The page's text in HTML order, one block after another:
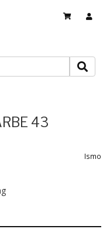
43
Ismo